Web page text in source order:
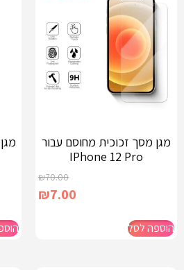
מגן מסך זכוכית מחוסם עבור
IPhone 12 Pro
₪70.00
₪7.00
הוספה לסל